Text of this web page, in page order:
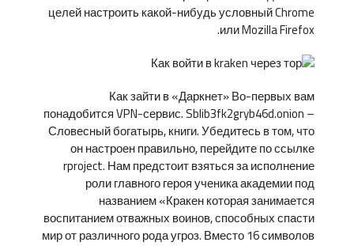
целей настроить какой-нибудь условный Chrome
или Mozilla Firefox.
Как зайти в «Даркнет» Во-первых вам
понадобится VPN-сервис. Sblib3fk2gryb46d.onion –
Словесный богатырь, книги. Убедитесь в том, что
он настроен правильно, перейдите по ссылке
rproject. Нам предстоит взяться за исполнение
роли главного героя ученика академии под
названием «Кракен которая занимается
воспитанием отважных воинов, способных спасти
мир от различного рода угроз. Вместо 16 символов